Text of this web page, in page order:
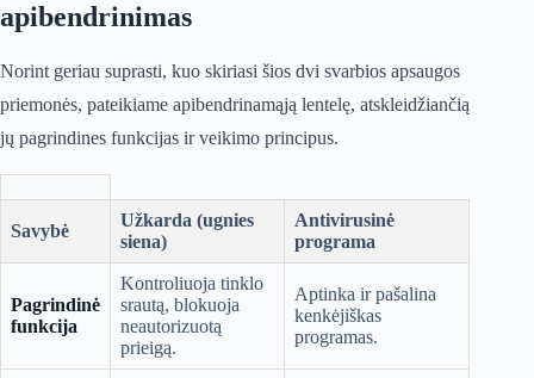
apibendrinimas
Norint geriau suprasti, kuo skiriasi šios dvi svarbios apsaugos
priemonės, pateikiame apibendrinamąją lentelę, atskleidžiančią
jų pagrindines funkcijas ir veikimo principus.
Savybė
Užkarda (ugnies
siena)
Antivirusinė
programa
Pagrindinė
funkcija
Kontroliuoja tinklo
srautą, blokuoja
neautorizuotą
prieigą.
Aptinka ir pašalina
kenkėjiškas
programas.